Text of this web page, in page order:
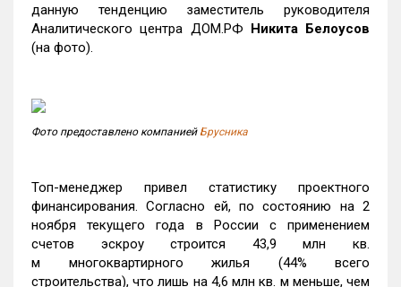
данную тенденцию заместитель руководителя
Аналитического центра ДОМ.РФ Никита Белоусов
(на фото).
Фото предоставлено компанией Брусника
Топ-менеджер привел статистику проектного
финансирования. Согласно ей, по состоянию на 2
ноября текущего года в России с применением
счетов эскроу строится 43,9 млн кв.
м многоквартирного жилья (44% всего
строительства), что лишь на 4,6 млн кв. м меньше, чем